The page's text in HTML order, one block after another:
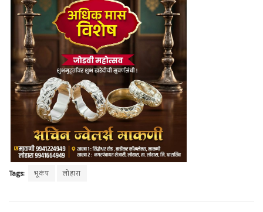
Tags: भूकंप लोहारा